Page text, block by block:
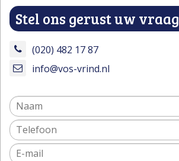
Stel ons gerust uw vraag
(020) 482 17 87
info@vos-vrind.nl